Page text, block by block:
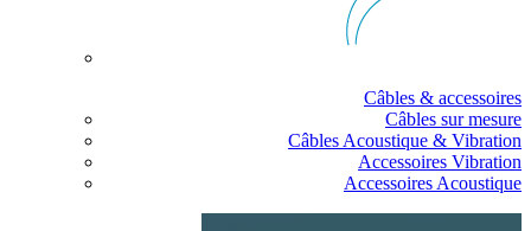
Câbles & accessoires
Câbles sur mesure
Câbles Acoustique & Vibration
Accessoires Vibration
Accessoires Acoustique